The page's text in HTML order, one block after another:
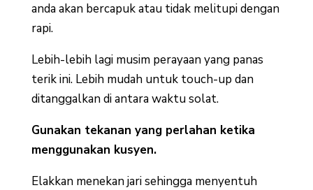
anda akan bercapuk atau tidak melitupi dengan
rapi.
Lebih-lebih lagi musim perayaan yang panas
terik ini. Lebih mudah untuk touch-up dan
ditanggalkan di antara waktu solat.
Gunakan tekanan yang perlahan ketika
menggunakan kusyen.
Elakkan menekan jari sehingga menyentuh